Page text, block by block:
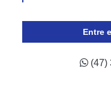
Moldes
de Moldes para
Entre
(47)